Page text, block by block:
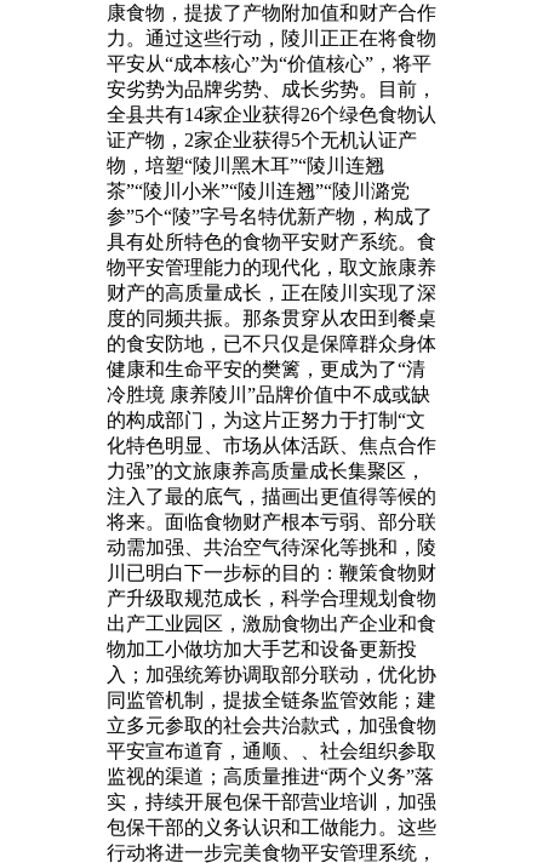
康食物，提拔了产物附加值和财产合作
力。通过这些行动，陵川正正在将食物
平安从“成本核心”为“价值核心”，将平
安劣势为品牌劣势、成长劣势。目前，
全县共有14家企业获得26个绿色食物认
证产物，2家企业获得5个无机认证产
物，培塑“陵川黑木耳”“陵川连翘
茶”“陵川小米”“陵川连翘”“陵川潞党
参”5个“陵”字号名特优新产物，构成了
具有处所特色的食物平安财产系统。食
物平安管理能力的现代化，取文旅康养
财产的高质量成长，正在陵川实现了深
度的同频共振。那条贯穿从农田到餐桌
的食安防地，已不只仅是保障群众身体
健康和生命平安的樊篱，更成为了“清
冷胜境 康养陵川”品牌价值中不成或缺
的构成部门，为这片正努力于打制“文
化特色明显、市场从体活跃、焦点合作
力强”的文旅康养高质量成长集聚区，
注入了最的底气，描画出更值得等候的
将来。面临食物财产根本亏弱、部分联
动需加强、共治空气待深化等挑和，陵
川已明白下一步标的目的：鞭策食物财
产升级取规范成长，科学合理规划食物
出产工业园区，激励食物出产企业和食
物加工小做坊加大手艺和设备更新投
入；加强统筹协调取部分联动，优化协
同监管机制，提拔全链条监管效能；建
立多元参取的社会共治款式，加强食物
平安宣布道育，通顺、、社会组织参取
监视的渠道；高质量推进“两个义务”落
实，持续开展包保干部营业培训，加强
包保干部的义务认识和工做能力。这些
行动将进一步完美食物平安管理系统，